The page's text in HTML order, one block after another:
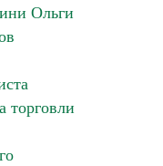
Ольги
торговли